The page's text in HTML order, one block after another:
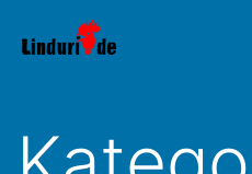
Inhalt
Linduri.de